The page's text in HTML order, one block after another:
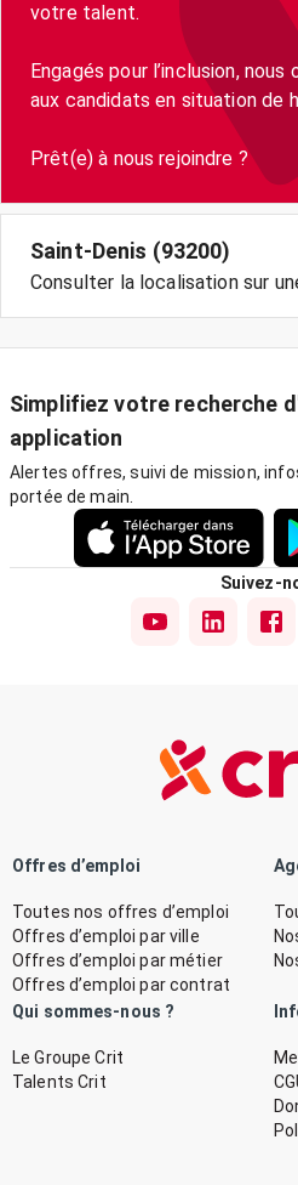
votre talent.
Engagés pour l’inclusion,
aux candidats en situation de
Saint-Denis (93200)
Consulter la localisation sur
Simplifiez votre recherche
application
Alertes offres, suivi de mission,
portée de main.
Suivez-
Offres d’emploi
Toutes nos offres d’emploi
Offres d’emploi par ville
Offres d’emploi par métier
Offres d’emploi par contrat
Qui sommes-nous ?
Le Groupe Crit
Talents Crit